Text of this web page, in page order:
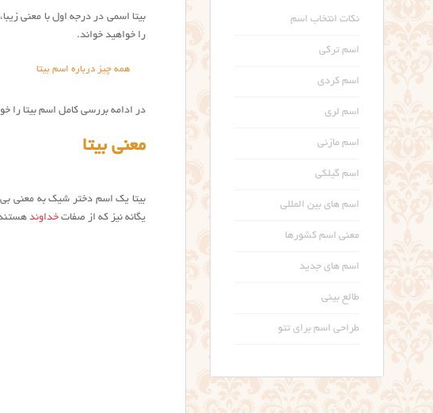
بيتا اسمی در درجه اول با معنی
را خواهید خواند.
همه چیز درباره اسم بیتا
در ادامه بررسی کامل اسم بیتا را
معنی بیتا
بیتا یک اسم دختر شیک به معنی
یگانه نیز که از صفات خداوند هستند
نکات انتخاب اسم
اسم ترکی
اسم کردی
اسم لری
اسم مازنی
اسم گیلکی
اسم های بین المللی
معنی اسم کشورها
اسم های جدید
طالع بینی
طراحی اسم برای تتو